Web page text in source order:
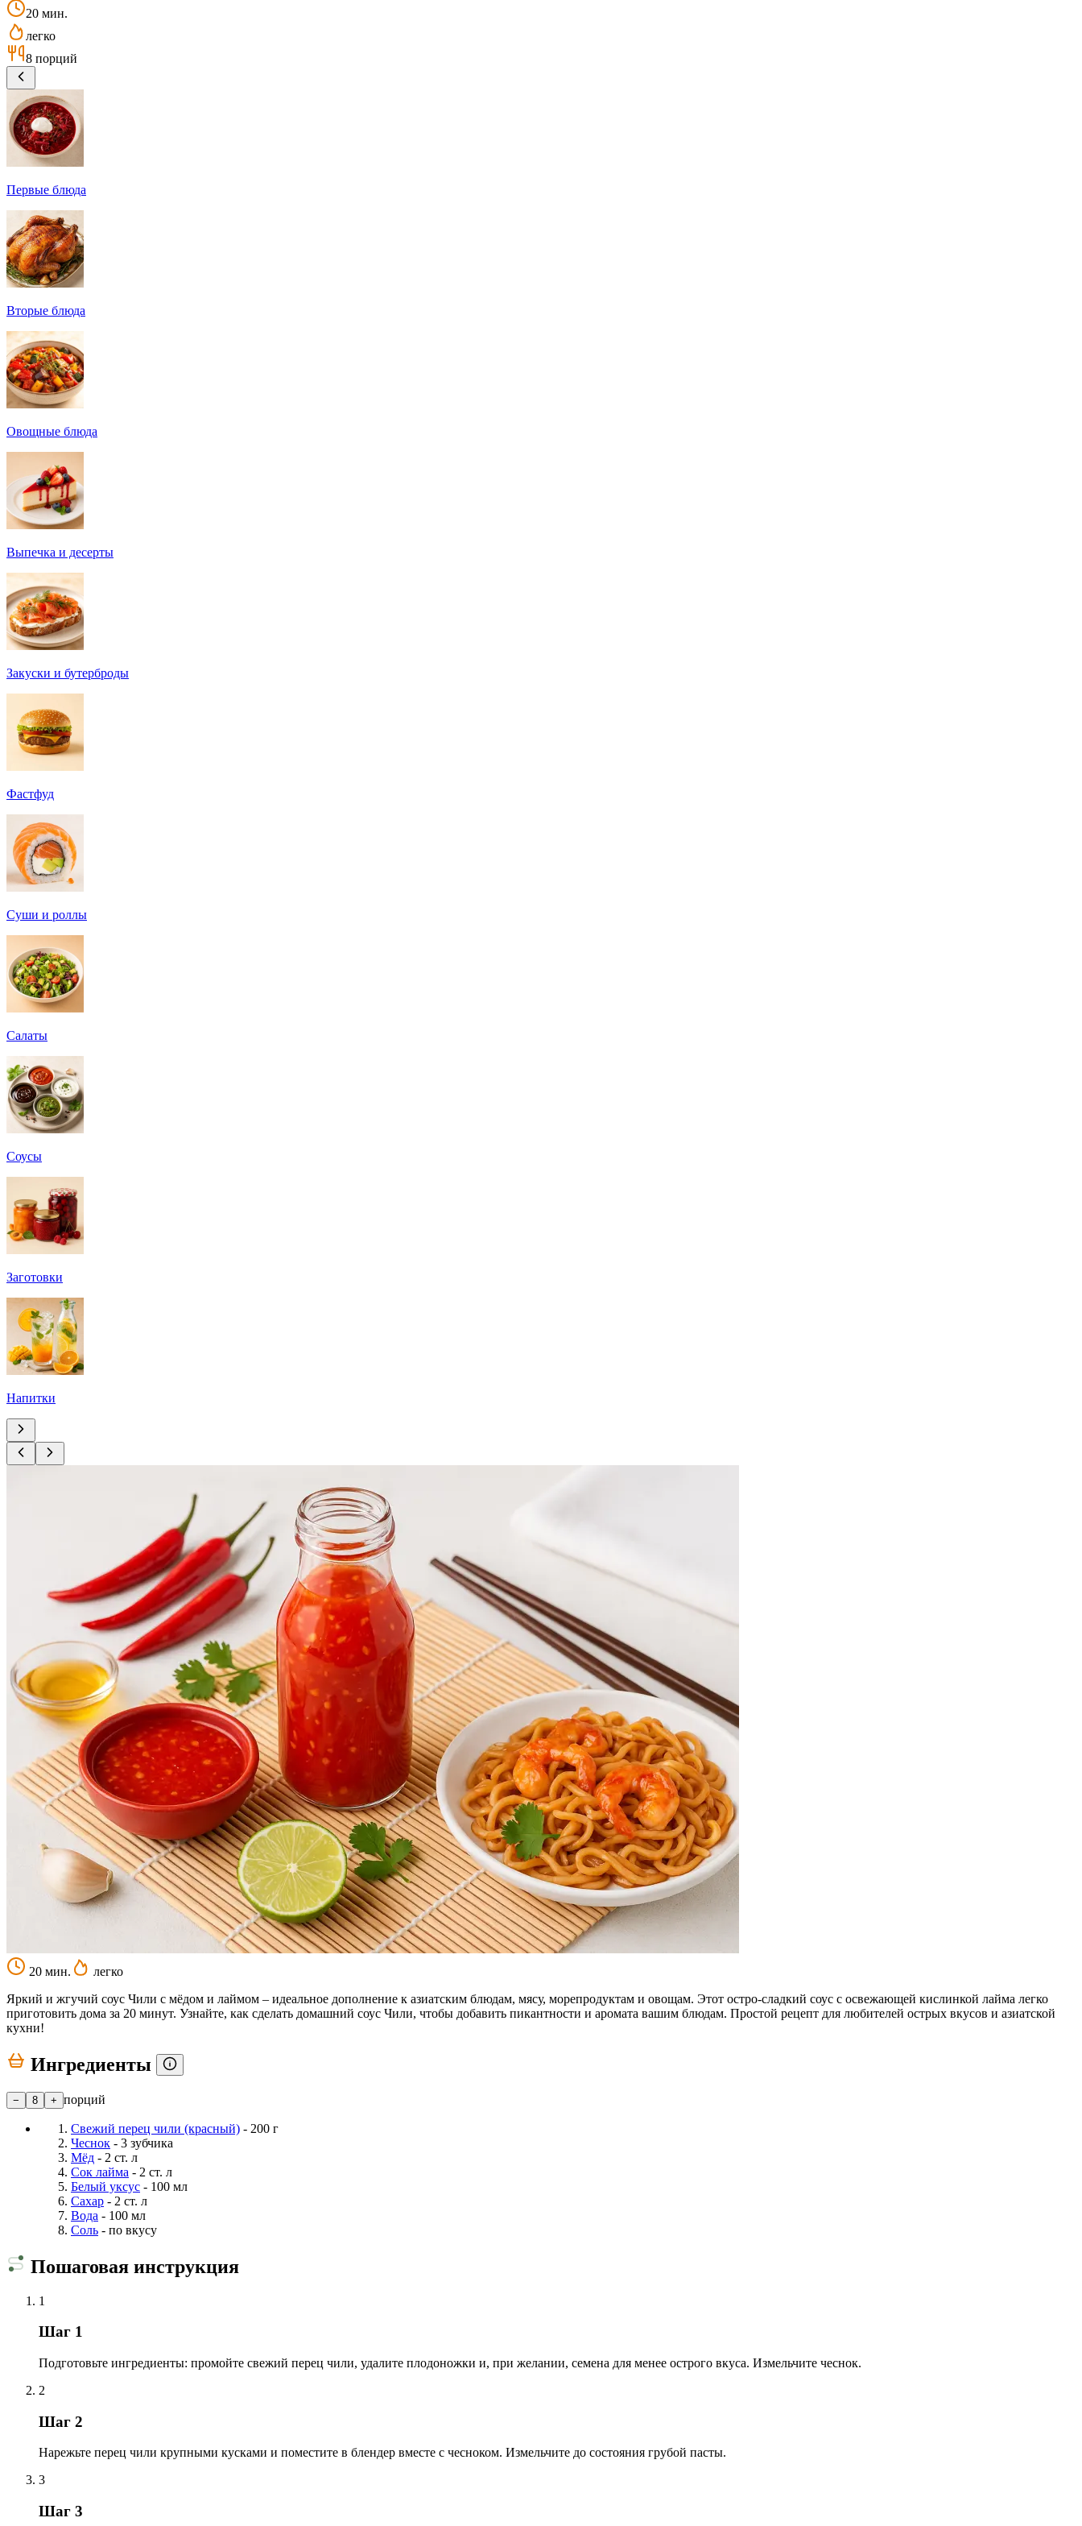
20 мин.
легко
8 порций
Первые блюда
Вторые блюда
Овощные блюда
Выпечка и десерты
Закуски и бутерброды
Фастфуд
Суши и роллы
Салаты
Соусы
Заготовки
Напитки
20 мин.
легко
Яркий и жгучий соус Чили с мёдом и лаймом – идеальное дополнение к азиатским блюдам, мясу, морепродуктам и овощам. Этот остро-сладкий соус с освежающей кислинкой лайма легко
приготовить дома за 20 минут. Узнайте, как сделать домашний соус Чили, чтобы добавить пикантности и аромата вашим блюдам. Простой рецепт для любителей острых вкусов и азиатской
кухни!
Ингредиенты
− 8 + порций
Свежий перец чили (красный) - 200 г
Чеснок - 3 зубчика
Мёд - 2 ст. л
Сок лайма - 2 ст. л
Белый уксус - 100 мл
Сахар - 2 ст. л
Вода - 100 мл
Соль - по вкусу
Пошаговая инструкция
1
Шаг 1
Подготовьте ингредиенты: промойте свежий перец чили, удалите плодоножки и, при желании, семена для менее острого вкуса. Измельчите чеснок.
2
Шаг 2
Нарежьте перец чили крупными кусками и поместите в блендер вместе с чесноком. Измельчите до состояния грубой пасты.
3
Шаг 3